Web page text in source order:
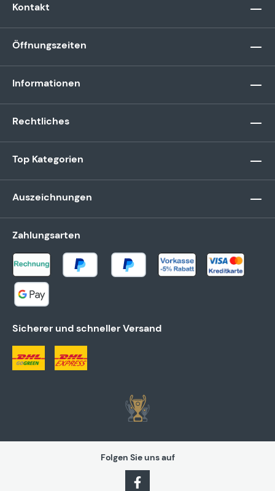
Kontakt
Öffnungszeiten
Informationen
Rechtliches
Top Kategorien
Auszeichnungen
Zahlungsarten
Sicherer und schneller Versand
Folgen Sie uns auf